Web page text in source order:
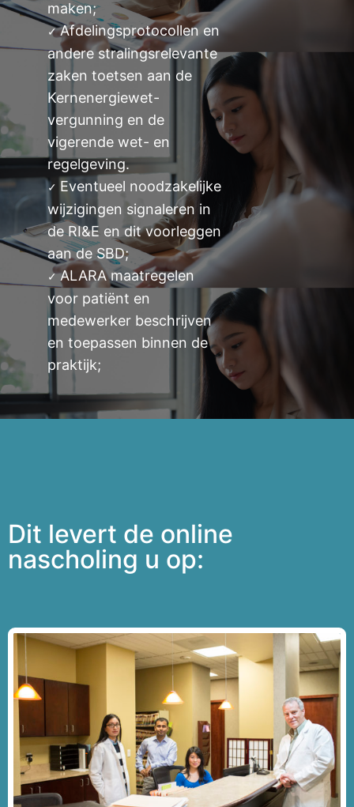
maken;
✓Afdelingsprotocollen en
andere stralingsrelevante
zaken toetsen aan de
Kernenergiewet-
vergunning en de
vigerende wet- en
regelgeving.
✓ Eventueel noodzakelijke
wijzigingen signaleren in
de RI&E en dit voorleggen
aan de SBD;
✓ALARA maatregelen
voor patiënt en
medewerker beschrijven
en toepassen binnen de
praktijk;
Dit levert de online
nascholing u op: